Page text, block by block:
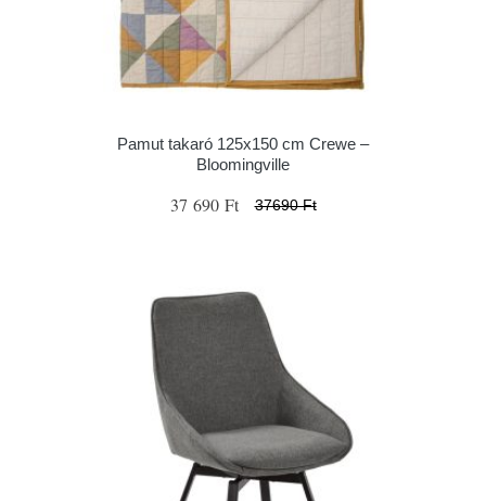
Pamut takaró 125x150 cm Crewe –
Bloomingville
37 690 Ft 37690 Ft